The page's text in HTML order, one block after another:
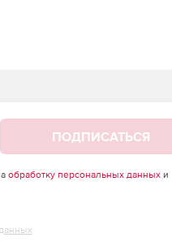
ПОДПИСАТЬСЯ
обработку персональных данныхи